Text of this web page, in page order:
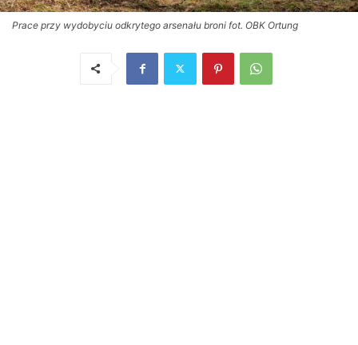
Prace przy wydobyciu odkrytego arsenału broni fot. OBK Ortung